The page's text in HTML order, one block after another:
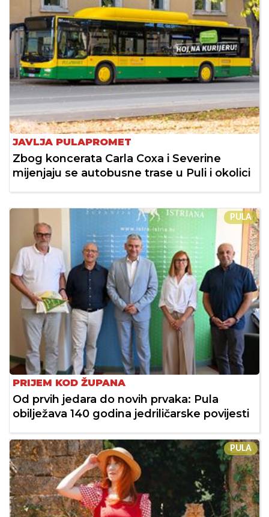
JAVLJA PULAPROMET
Zbog koncerata Carla Coxa i Severine
mijenjaju se autobusne trase u Puli i okolici
PULA
PRIJEM KOD ŽUPANA
Od prvih jedara do novih prvaka: Pula
obilježava 140 godina jedriličarske povijesti
PULA